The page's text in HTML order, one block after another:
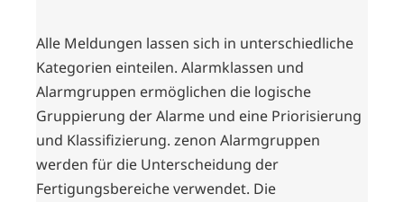
Alle Meldungen lassen sich in unterschiedliche
Kategorien einteilen. Alarmklassen und
Alarmgruppen ermöglichen die logische
Gruppierung der Alarme und eine Priorisierung
und Klassifizierung. zenon Alarmgruppen
werden für die Unterscheidung der
Fertigungsbereiche verwendet. Die